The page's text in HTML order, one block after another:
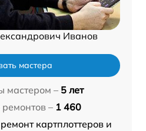
Иванов
мастера
мастером – 5 лет
– 1 460
ремонт картплоттеров и